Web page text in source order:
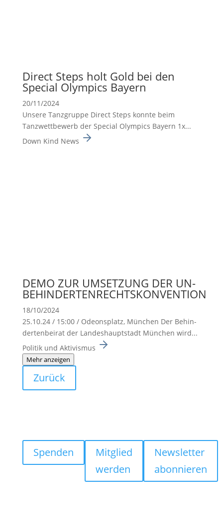
Direct Steps holt Gold bei den
Special Olympics Bayern
20/11/2024
Unsere Tanzgruppe Direct Steps konnte beim
Tanzwett­be­werb der Special Olympics Bayern 1x...
Down Kind News
DEMO ZUR UMSETZUNG DER UN-
BEHINDERTENRECHTSKONVENTION
18/10/2024
25.10.24 / 15:00 / Odeons­platz, München Der Behin­
der­ten­beirat der Landes­haupt­stadt München wird...
Politik und Aktivismus
Mehr anzeigen
Zurück
Spenden
Mitglied
werden
Newsletter
abonnieren